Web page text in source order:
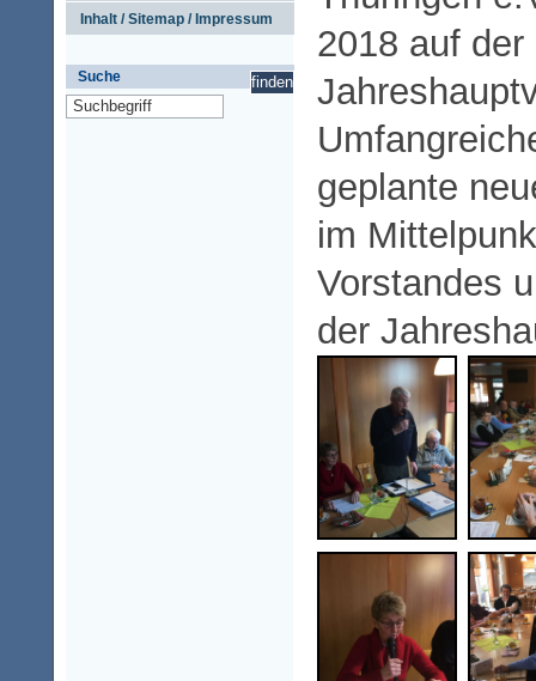
Inhalt / Sitemap / Impressum
Suche
2018 auf der
geplante
im
Vorstandes
der